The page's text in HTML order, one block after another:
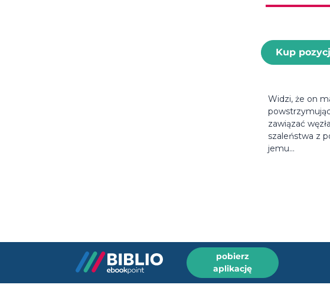
Kup
Widzi, że on
zawiązać
szaleństwa z
jemu...
pobierz
aplikację